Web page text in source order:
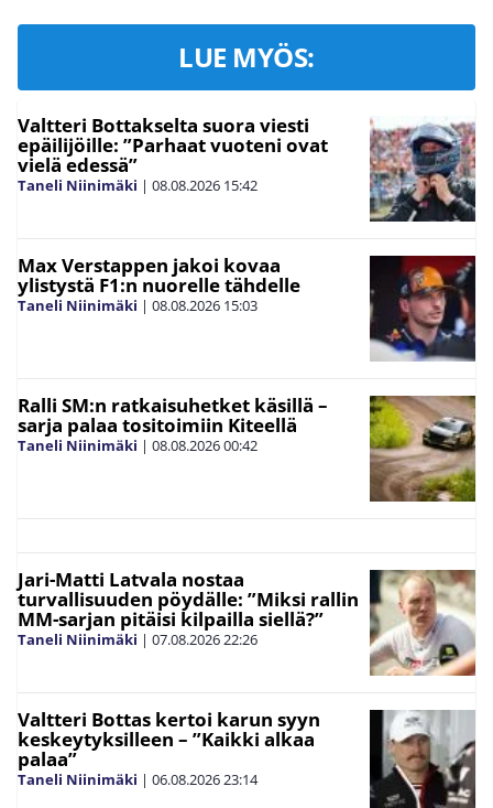
LUE MYÖS:
Valtteri Bottakselta suora viesti
epäilijöille: ”Parhaat vuoteni ovat
vielä edessä”
Taneli Niinimäki | 08.08.2026 15:42
Max Verstappen jakoi kovaa
ylistystä F1:n nuorelle tähdelle
Taneli Niinimäki | 08.08.2026 15:03
Ralli SM:n ratkaisuhetket käsillä –
sarja palaa tositoimiin Kiteellä
Taneli Niinimäki | 08.08.202600:42
Jari-Matti Latvala nostaa
turvallisuuden pöydälle: ”Miksi rallin
MM-sarjan pitäisi kilpailla siellä?”
Taneli Niinimäki | 07.08.202622:26
Valtteri Bottas kertoi karun syyn
keskeytyksilleen – ”Kaikki alkaa
palaa”
Taneli Niinimäki | 06.08.202623:14